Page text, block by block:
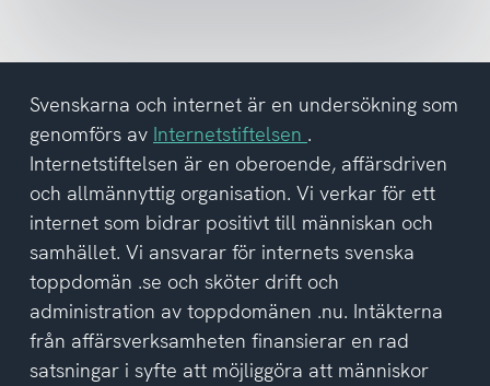
del
av
integritetspolicyn
Svenskarna och internet är en undersökning som
genomförs av Internetstiftelsen .
Internetstiftelsen är en oberoende, affärsdriven
och allmännyttig organisation. Vi verkar för ett
internet som bidrar positivt till människan och
samhället. Vi ansvarar för internets svenska
toppdomän .se och sköter drift och
administration av toppdomänen .nu. Intäkterna
från affärsverksamheten finansierar en rad
satsningar i syfte att möjliggöra att människor